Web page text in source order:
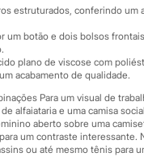
estruturados, conferindo um
um botão e dois bolsos
plano de viscose com
acabamento de qualidade.
Para um visual de
alfaiataria e uma camisa
aberto sobre uma
um contraste interessante.
ou até mesmo tênis para